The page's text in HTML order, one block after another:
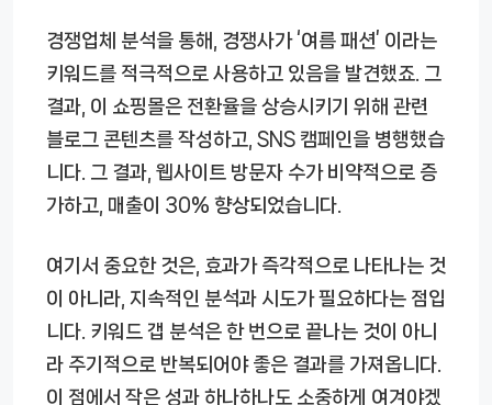
경쟁업체 분석을 통해, 경쟁사가 ‘여름 패션’ 이라는
키워드를 적극적으로 사용하고 있음을 발견했죠. 그
결과, 이 쇼핑몰은 전환율을 상승시키기 위해 관련
블로그 콘텐츠를 작성하고, SNS 캠페인을 병행했습
니다. 그 결과, 웹사이트 방문자 수가 비약적으로 증
가하고, 매출이 30% 향상되었습니다.
여기서 중요한 것은, 효과가 즉각적으로 나타나는 것
이 아니라, 지속적인 분석과 시도가 필요하다는 점입
니다. 키워드 갭 분석은 한 번으로 끝나는 것이 아니
라 주기적으로 반복되어야 좋은 결과를 가져옵니다.
이 점에서 작은 성과 하나하나도 소중하게 여겨야겠